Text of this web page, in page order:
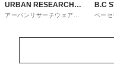
URBAN RESEARCH
ware house
アーバンリサーチウェアハ
B.C
ベーセ